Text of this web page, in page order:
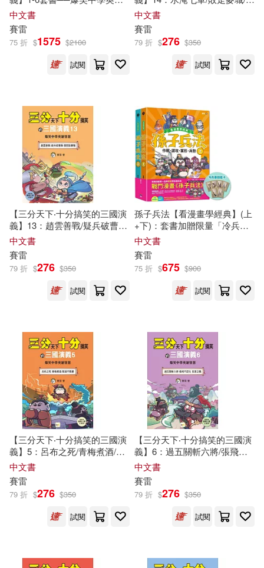
（英）瑪麗·蘭姆(1)
（英）約翰·科根(1)
（英）約翰·科根，（英）基思·賽雷
北京聯合出版公司(1)
太古國際(1)
安徽美術出版社(1) 彗智(1)
新北市政府文化局(1)
東方出版中心(1) 根華(1)
江蘇少年兒童出版社(1)
百家出版社(1) 禾流文創(1)
開企(1)
智慧﹝中高年級歷史圖文讀
本﹞(附贈-三國戰鬥人物卡)
中文書
賽雷
75 折 $1575 $2100
試閱
操之死──爆笑中學英雄智慧
﹝中高年級歷史圖文讀本﹞(附
贈- 三國戰鬥人物卡)
中文書
賽雷
79 折 $276 $350
試閱
【三分天下‧十分搞笑的三國演
義】13：趙雲善戰/疑兵破曹操/
關羽取襄陽──爆笑中學英雄智
慧﹝中高年級歷史圖文讀本﹞
(附贈- 三國戰鬥人物卡)
中文書
賽雷
79 折 $276 $350
試閱
孫子兵法【看漫畫學經典】(上
+下)：套書加贈限量「冷兵器
圖鑑閃卡」
中文書
賽雷
75 折 $675 $900
試閱
【三分天下‧十分搞笑的三國演
義】5：呂布之死/青梅煮酒/降
漢不降曹──爆笑中學英雄智慧
﹝中高年級歷史圖文讀本﹞
中文書
賽雷
79 折 $276 $350
試閱
【三分天下‧十分搞笑的三國演
義】6：過五關斬六將/張飛不
認兄/官渡之戰──爆笑中學英
雄智慧﹝中高年級歷史圖文讀
本﹞
中文書
賽雷
79 折 $276 $350
試閱